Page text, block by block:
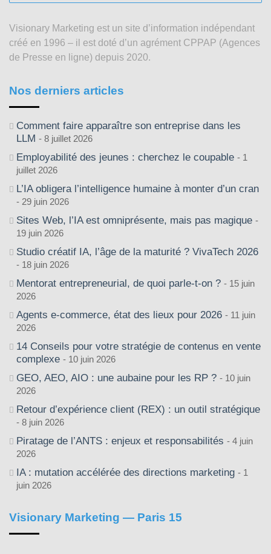
articles
2003
Visionary Marketing est un site d’information indépendant
créé en 1996 – il est doté d’un agrément CPPAP (Agences
de Presse en ligne) depuis 2020.
Nos derniers articles
Comment faire apparaître son entreprise dans les
LLM
8 juillet 2026
Employabilité des jeunes : cherchez le coupable
1
juillet 2026
L’IA obligera l’intelligence humaine à monter d’un cran
29 juin 2026
Sites Web, l’IA est omniprésente, mais pas magique
19 juin 2026
Studio créatif IA, l’âge de la maturité ? VivaTech 2026
18 juin 2026
Mentorat entrepreneurial, de quoi parle-t-on ?
15 juin
2026
Agents e-commerce, état des lieux pour 2026
11 juin
2026
14 Conseils pour votre stratégie de contenus en vente
complexe
10 juin 2026
GEO, AEO, AIO : une aubaine pour les RP ?
10 juin
2026
Retour d’expérience client (REX) : un outil stratégique
8 juin 2026
Piratage de l’ANTS : enjeux et responsabilités
4 juin
2026
IA : mutation accélérée des directions marketing
1
juin 2026
Visionary Marketing — Paris 15